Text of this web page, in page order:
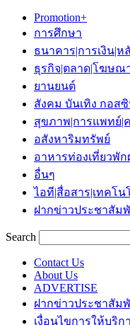
Promotion+
การศึกษา
ธนาคาร|การเงิน|ห
ธุรกิจ|ตลาด|โฆษณ
ยานยนต์
สังคม บันเทิง กอสซิ
สุขภาพ|การแพทย์|
อสังหาริมทรัพย์
อาหารท่องเที่ยวพั
อื่นๆ
ไอที|สื่อสาร|เทคโน
ฝากข่าวประชาสัม
Search
Contact Us
About Us
ADVERTISE
ฝากข่าวประชาสัม
เงื่อนไขการให้บริก